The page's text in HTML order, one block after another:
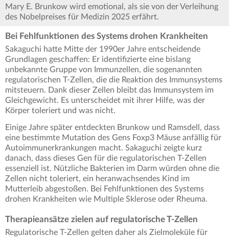
Mary E. Brunkow wird emotional, als sie von der Verleihung
des Nobelpreises für Medizin 2025 erfährt.
Bei Fehlfunktionen des Systems drohen Krankheiten
Sakaguchi hatte Mitte der 1990er Jahre entscheidende
Grundlagen geschaffen: Er identifizierte eine bislang
unbekannte Gruppe von Immunzellen, die sogenannten
regulatorischen T-Zellen, die die Reaktion des Immunsystems
mitsteuern. Dank dieser Zellen bleibt das Immunsystem im
Gleichgewicht. Es unterscheidet mit ihrer Hilfe, was der
Körper toleriert und was nicht.
Einige Jahre später entdeckten Brunkow und Ramsdell, dass
eine bestimmte Mutation des Gens Foxp3 Mäuse anfällig für
Autoimmunerkrankungen macht. Sakaguchi zeigte kurz
danach, dass dieses Gen für die regulatorischen T-Zellen
essenziell ist. Nützliche Bakterien im Darm würden ohne die
Zellen nicht toleriert, ein heranwachsendes Kind im
Mutterleib abgestoßen. Bei Fehlfunktionen des Systems
drohen Krankheiten wie Multiple Sklerose oder Rheuma.
Therapieansätze zielen auf regulatorische T-Zellen
Regulatorische T-Zellen gelten daher als Zielmoleküle für